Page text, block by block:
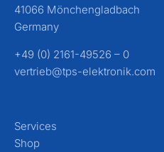
41066 Mönchengladbach
Germany
+49 (0) 2161-49526 – 0
vertrieb@tps-elektronik.com
Services
Shop